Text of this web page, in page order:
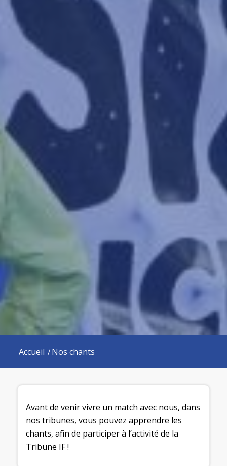
Accueil /Nos chants
Avant de venir vivre un match avec nous, dans
nos tribunes, vous pouvez apprendre les
chants, afin de participer à l’activité de la
Tribune IF !